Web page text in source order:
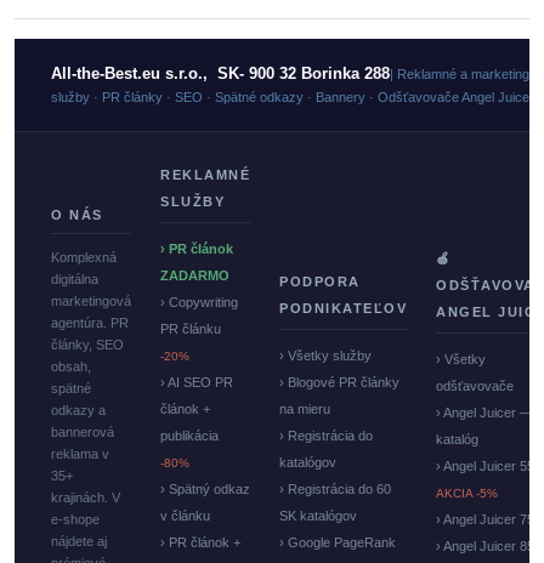
All-the-Best.eu s.r.o., SK- 900 32 Borinka 288| Reklamné a
služby · PR články · SEO · Spätné odkazy · Bannery · Odšťavovače Angel Juicer
O NÁS
Komplexná
digitálna
marketingová
agentúra. PR
články, SEO
obsah,
spätné
odkazy a
bannerová
reklama v
35+
krajinách. V
e-shope
nájdete aj
REKLAMNÉ
SLUŽBY
› PR článok
ZADARMO
› Copywriting
PR článku
-20%
› AI SEO PR
článok +
publikácia
-80%
› Spätný odkaz
v článku
› PR článok +
PODPORA
PODNIKATEĽOV
› Všetky služby
› Blogové PR články
na mieru
› Registrácia do
katalógov
› Registrácia do 60
SK katalógov
› Google PageRank
🍏
ANGEL
› Všetky
odšťavovače
› Angel Juicer —
katalóg
› Angel Juicer
AKCIA -5%
› Angel Juicer
› Angel Juicer